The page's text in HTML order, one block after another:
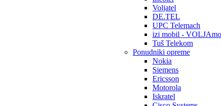
Voljatel
DE.TEL
UPC Telemach
izi mobil -
Tuš Telekom
Ponudniki opreme
Nokia
Siemens
Ericsson
Motorola
Iskratel